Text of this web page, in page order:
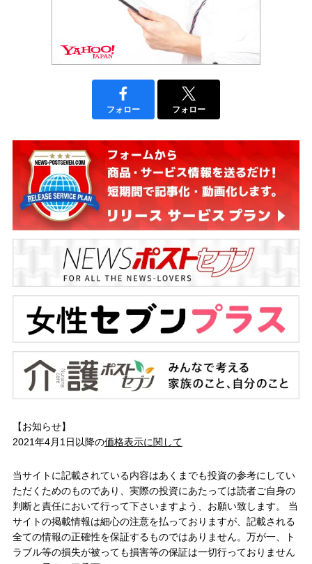
フォロー フォロー
【お知らせ】
2021年4月1日以降の価格表示に関して
当サイトに記載されている内容はあくまでも投資の参考にしてい
ただくためのものであり、実際の投資にあたっては読者ご自身の
判断と責任において行って下さいますよう、お願い致します。 当
サイトの掲載情報は細心の注意を払っておりますが、記載される
全ての情報の正確性を保証するものではありません。万が一、ト
ラブル等の損失が被っても損害等の保証は一切行っておりません